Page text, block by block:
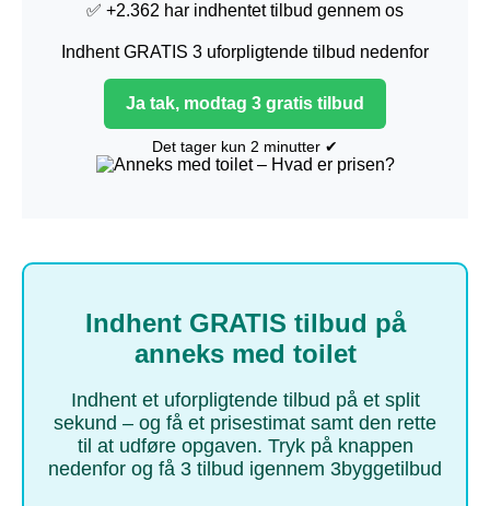
✅ +2.362 har indhentet tilbud gennem os
Indhent GRATIS 3 uforpligtende tilbud nedenfor
Ja tak, modtag 3 gratis tilbud
Det tager kun 2 minutter ✔
Indhent GRATIS tilbud på
anneks med toilet
Indhent et uforpligtende tilbud på et split
sekund – og få et prisestimat samt den rette
til at udføre opgaven. Tryk på knappen
nedenfor og få 3 tilbud igennem 3byggetilbud